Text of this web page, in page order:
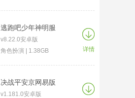
逃跑吧少年神明服
v8.22.0安卓版
角色扮演 | 1.38GB
详情
决战平安京网易版
v1.181.0安卓版